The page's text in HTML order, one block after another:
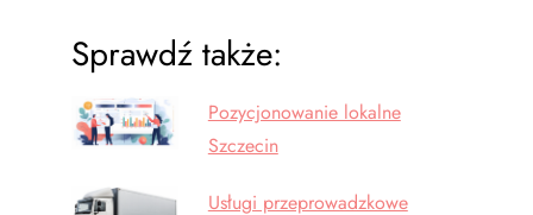
Sprawdź także:
Pozycjonowanie lokalne
Szczecin
Usługi przeprowadzkowe